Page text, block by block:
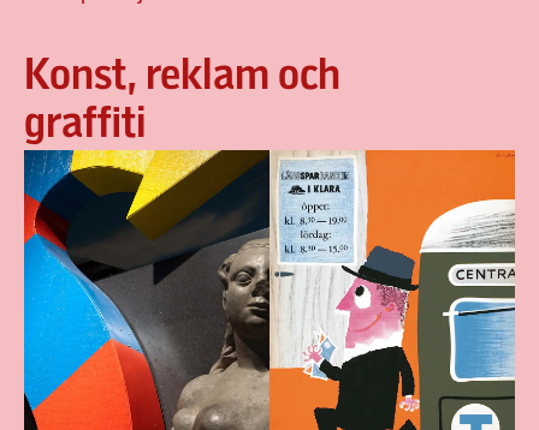
Konst, reklam och
graffiti